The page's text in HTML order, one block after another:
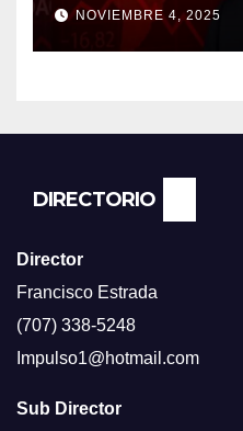
PORQUE EL
CADA DIA
NEWS.
NOVIEMBRE 4, 2025
DIRECTORIO
Director
Francisco Estrada
(707) 338-5248
Impulso1@hotmail.com
Sub Director